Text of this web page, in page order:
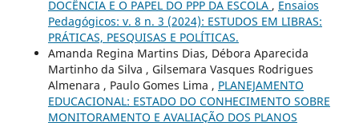
DOCÊNCIA E O PAPEL DO PPP DA ESCOLA , Ensaios
Pedagógicos: v. 8 n. 3 (2024): ESTUDOS EM LIBRAS:
PRÁTICAS, PESQUISAS E POLÍTICAS.
Amanda Regina Martins Dias, Débora Aparecida
Martinho da Silva , Gilsemara Vasques Rodrigues
Almenara , Paulo Gomes Lima , PLANEJAMENTO
EDUCACIONAL: ESTADO DO CONHECIMENTO SOBRE
MONITORAMENTO E AVALIAÇÃO DOS PLANOS